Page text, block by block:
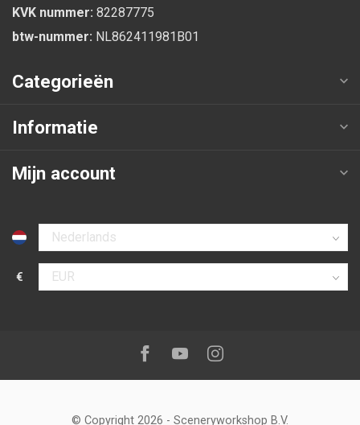
KVK nummer: 82287775
btw-nummer: NL862411981B01
Categorieën
Informatie
Mijn account
Selecteer taal
€
Selecteer valuta
Volg ons op:Facebook
YoutubeInstagram
© Copyright 2026 - Sceneryworkshop B.V.